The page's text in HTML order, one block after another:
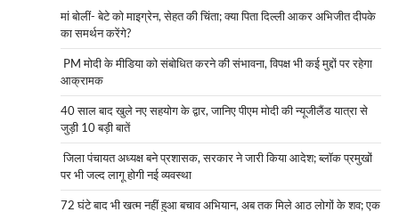
मां बोलीं- बेटे को माइग्रेन, सेहत की चिंता; क्या पिता दिल्ली आकर अभिजीत दीपके
का समर्थन करेंगे?
PM मोदी के मीडिया को संबोधित करने की संभावना, विपक्ष भी कई मुद्दों पर रहेगा
आक्रामक
40 साल बाद खुले नए सहयोग के द्वार, जानिए पीएम मोदी की न्यूजीलैंड यात्रा से
जुड़ी 10 बड़ी बातें
जिला पंचायत अध्यक्ष बने प्रशासक, सरकार ने जारी किया आदेश; ब्लॉक प्रमुखों
पर भी जल्द लागू होगी नई व्यवस्था
72 घंटे बाद भी खत्म नहीं हुआ बचाव अभियान, अब तक मिले आठ लोगों के शव; एक